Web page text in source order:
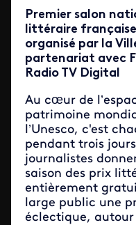
Premier salon
littéraire
organisé par la
partenariat avec
Radio TV Digital
Au cœur de
patrimoine
l’Unesco, c'est
pendant trois
journalistes
saison des prix
entièrement
large public une
éclectique, autour